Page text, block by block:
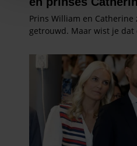
personaliseren, om functies
en om ons websiteverkeer te
informatie over uw gebruik
partners kunnen deze
informatie die u aan ze heeft
verzameld op basis van uw
gaat akkoord met onze
gebruiken.